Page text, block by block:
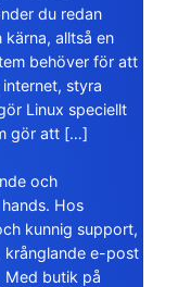
du redan
alltså en
behöver för att
styra
Linux speciellt
gör att […]
och
Hos
kunnig support,
krånglande e-post
Med butik på